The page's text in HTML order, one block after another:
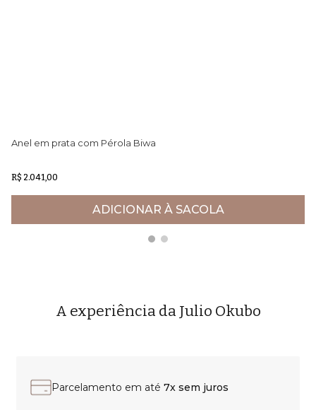
Anel em prata com Pérola Biwa
R$ 2.041,00
ADICIONAR À SACOLA
A experiência da Julio Okubo
Parcelamento em até 7x sem juros